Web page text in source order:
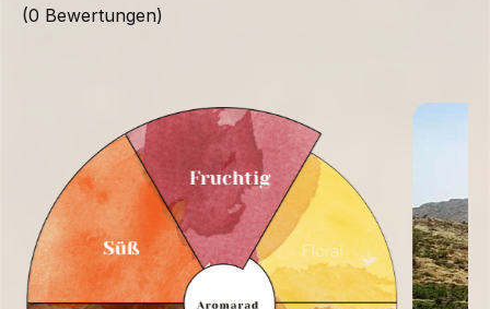
(0 Bewertungen)